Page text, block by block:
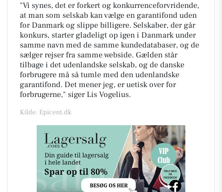
"Vi synes, det er forkert og konkurrenceforvridende,
at man som selskab kan vælge en garantifond uden
for Danmark og slippe billigere. Selskaber, der går
konkurs, starter gladeligt op igen i Danmark under
samme navn med de samme kundedatabaser, og de
sælger rejser fra samme webside. Gælden står
tilbage i det udenlandske selskab, og de danske
forbrugere må så tumle med den udenlandske
garantifond. Det mener jeg, er uetisk over for
forbrugerne," siger Lis Vogelius.
Kilde: Epicent.dk